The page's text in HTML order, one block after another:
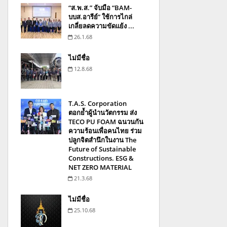
“ส.พ.ส.” จับมือ “BAM-
บบส.อารีย์” ใช้การไกล่
เกลี่ยลดความขัดแย้ง ...
26.1.68
ไม่มีชื่อ
12.8.68
T.A.S. Corporation
ตอกย้ำผู้นำนวัตกรรม ส่ง
TECO PU FOAM ฉนวนกัน
ความร้อนเพื่อคนไทย ร่วม
ปลูกจิตสำนึกในงาน The
Future of Sustainable
Constructions. ESG &
NET ZERO MATERIAL
21.3.68
ไม่มีชื่อ
25.10.68